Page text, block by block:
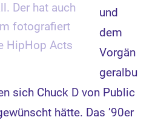
Der hat auch
fotografiert
HipHop Acts
und
dem
Vorgän
geralbu
sich Chuck D von Public
hätte. Das ’90er